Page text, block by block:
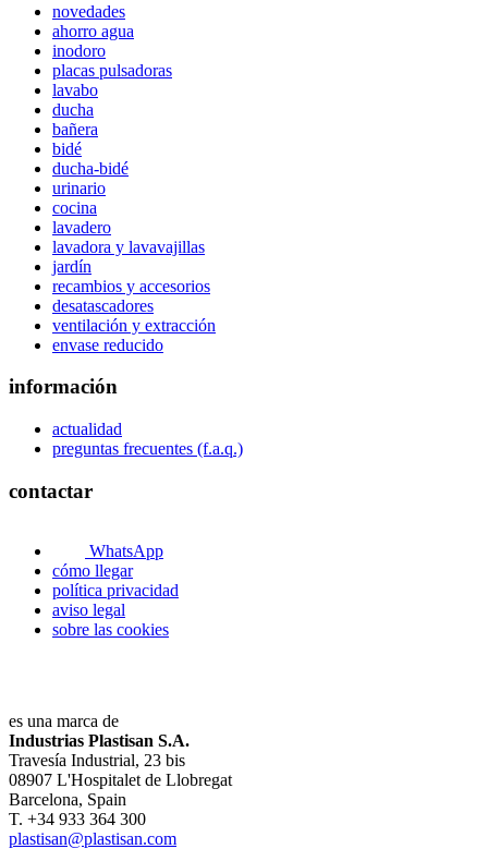
novedades
ahorro agua
inodoro
placas pulsadoras
lavabo
ducha
bañera
bidé
ducha-bidé
urinario
cocina
lavadero
lavadora y lavavajillas
jardín
recambios y accesorios
desatascadores
ventilación y extracción
envase reducido
información
actualidad
preguntas frecuentes (f.a.q.)
contactar
WhatsApp
cómo llegar
política privacidad
aviso legal
sobre las cookies
es una marca de
Industrias Plastisan S.A.
Travesía Industrial, 23 bis
08907 L'Hospitalet de Llobregat
Barcelona, Spain
T. +34 933 364 300
plastisan@plastisan.com